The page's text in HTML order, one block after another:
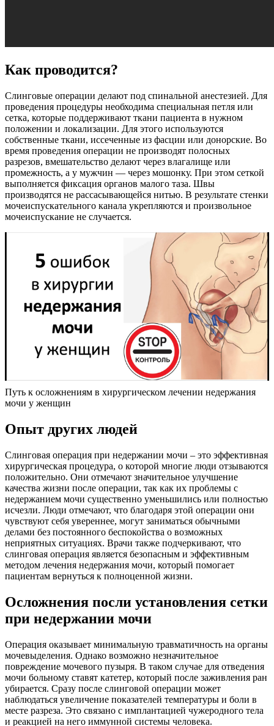
Как проводится?
Слинговые операции делают под спинальной анестезией. Для
проведения процедуры необходима специальная петля или
сетка, которые поддерживают ткани пациента в нужном
положении и локализации. Для этого используются
собственные ткани, иссеченные из фасции или донорские. Во
время проведения операции не производят полосных
разрезов, вмешательство делают через влагалище или
промежность, а у мужчин — через мошонку. При этом сеткой
выполняется фиксация органов малого таза. Швы
производятся не рассасывающейся нитью. В результате стенки
мочеиспускательного канала укрепляются и произвольное
мочеиспускание не случается.
Путь к осложнениям в хирургическом лечении недержания
мочи у женщин
Опыт других людей
Слинговая операция при недержании мочи – это эффективная
хирургическая процедура, о которой многие люди отзываются
положительно. Они отмечают значительное улучшение
качества жизни после операции, так как их проблемы с
недержанием мочи существенно уменьшились или полностью
исчезли. Люди отмечают, что благодаря этой операции они
чувствуют себя увереннее, могут заниматься обычными
делами без постоянного беспокойства о возможных
неприятных ситуациях. Врачи также подчеркивают, что
слинговая операция является безопасным и эффективным
методом лечения недержания мочи, который помогает
пациентам вернуться к полноценной жизни.
Осложнения посли установления сетки
при недержании мочи
Операция оказывает минимальную травматичность на органы
мочевыделения. Однако возможно незначительное
повреждение мочевого пузыря. В таком случае для отведения
мочи больному ставят катетер, который после заживления ран
убирается. Сразу после слинговой операции может
наблюдаться увеличение показателей температуры и боли в
месте разреза. Это связано с имплантацией чужеродного тела
и реакцией на него иммунной системы человека.